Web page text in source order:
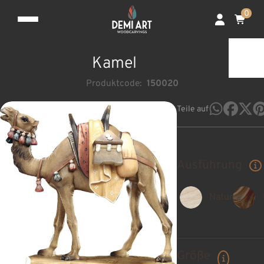
0
Kamel
Produktcode: 150020
Teile auf